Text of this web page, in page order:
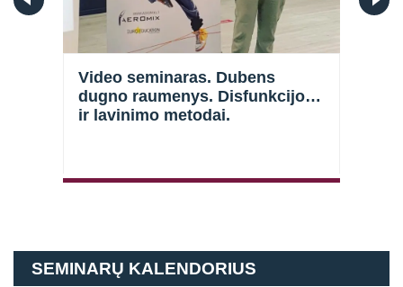
Video seminaras. Dubens
dugno raumenys. Disfunkcijos
ir lavinimo metodai.
SEMINARŲ KALENDORIUS